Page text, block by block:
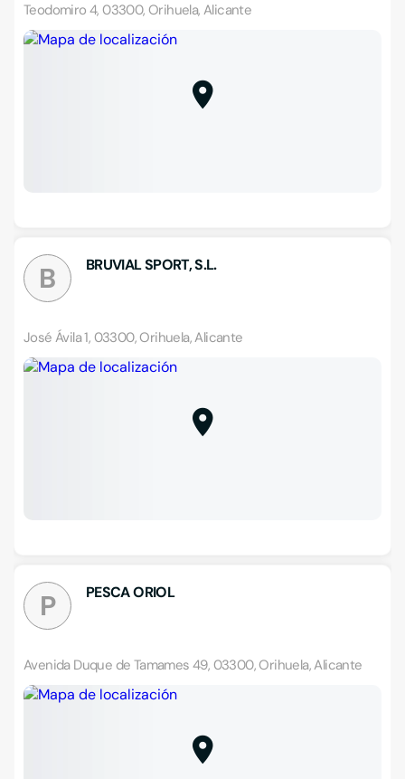
Teodomiro 4, 03300, Orihuela, Alicante
B BRUVIAL SPORT, S.L.
José Ávila 1, 03300, Orihuela, Alicante
P PESCA ORIOL
Avenida Duque de Tamames 49, 03300, Orihuela, Alicante